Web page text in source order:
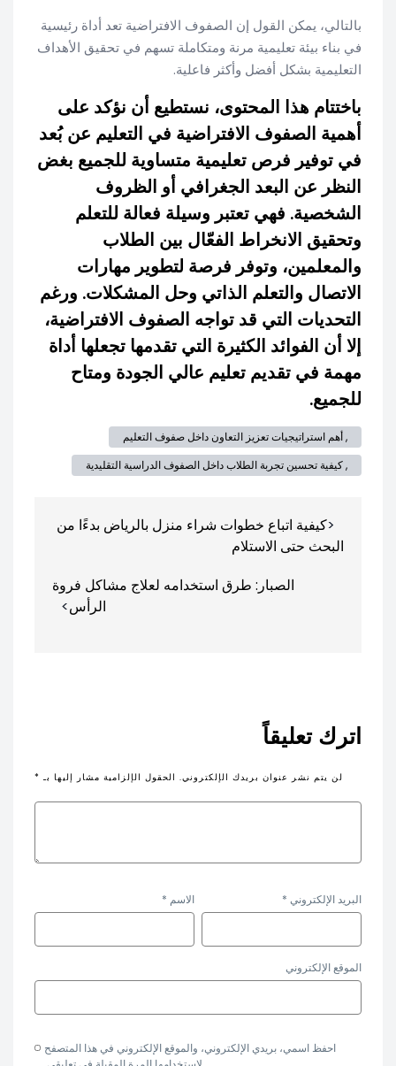
بالتالي، يمكن القول إن الصفوف الافتراضية تعد أداة رئيسية
في بناء بيئة تعليمية مرنة ومتكاملة تسهم في تحقيق الأهداف
التعليمية بشكل أفضل وأكثر فاعلية.
باختتام هذا المحتوى، نستطيع أن نؤكد على
أهمية الصفوف الافتراضية في التعليم عن بُعد
في توفير فرص تعليمية متساوية للجميع بغض
النظر عن البعد الجغرافي أو الظروف
الشخصية. فهي تعتبر وسيلة فعالة للتعلم
وتحقيق الانخراط الفعّال بين الطلاب
والمعلمين، وتوفر فرصة لتطوير مهارات
الاتصال والتعلم الذاتي وحل المشكلات. ورغم
التحديات التي قد تواجه الصفوف الافتراضية،
إلا أن الفوائد الكثيرة التي تقدمها تجعلها أداة
مهمة في تقديم تعليم عالي الجودة ومتاح
للجميع.
, أهم استراتيجيات تعزيز التعاون داخل صفوف التعليم
, كيفية تحسين تجربة الطلاب داخل الصفوف الدراسية التقليدية
المقالاتكيفية اتباع خطوات شراء منزل بالرياض بدءًا من
البحث حتى الاستلام
الصبار: طرق استخدامه لعلاج مشاكل فروة
الرأس
اترك تعليقاً
لن يتم نشر عنوان بريدك الإلكتروني. الحقول الإلزامية مشار إليها بـ *
الاسم * البريد الإلكتروني *
الموقع الإلكتروني
احفظ اسمي، بريدي الإلكتروني، والموقع الإلكتروني في هذا المتصفح